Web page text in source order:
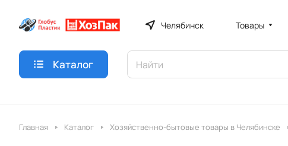
Челябинск Товары
Каталог
Главная Каталог Хозяйственно-бытовые товары в Челябинске